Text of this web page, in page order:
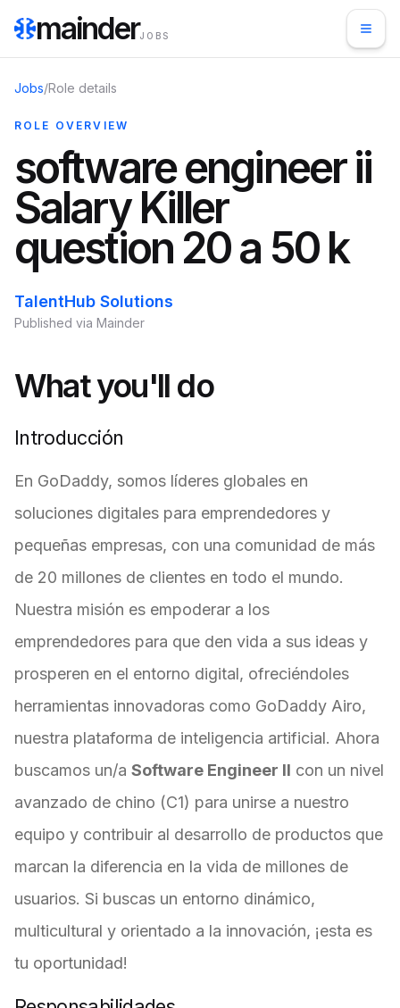
mainderJOBS
Jobs/Role details
ROLE OVERVIEW
software engineer ii
Salary Killer
question 20 a 50 k
TalentHub Solutions
Published via Mainder
What you'll do
Introducción
En GoDaddy, somos líderes globales en
soluciones digitales para emprendedores y
pequeñas empresas, con una comunidad de más
de 20 millones de clientes en todo el mundo.
Nuestra misión es empoderar a los
emprendedores para que den vida a sus ideas y
prosperen en el entorno digital, ofreciéndoles
herramientas innovadoras como GoDaddy Airo,
nuestra plataforma de inteligencia artificial. Ahora
buscamos un/a Software Engineer II con un nivel
avanzado de chino (C1) para unirse a nuestro
equipo y contribuir al desarrollo de productos que
marcan la diferencia en la vida de millones de
usuarios. Si buscas un entorno dinámico,
multicultural y orientado a la innovación, ¡esta es
tu oportunidad!